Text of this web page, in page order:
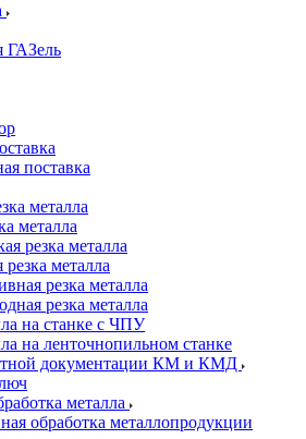
ГАЗель
поставка
металла
металла
резка металла
металла
резка металла
резка металла
на станке с ЧПУ
на ленточнопильном станке
документации КМ и КМД
металла
обработка металлопродукции